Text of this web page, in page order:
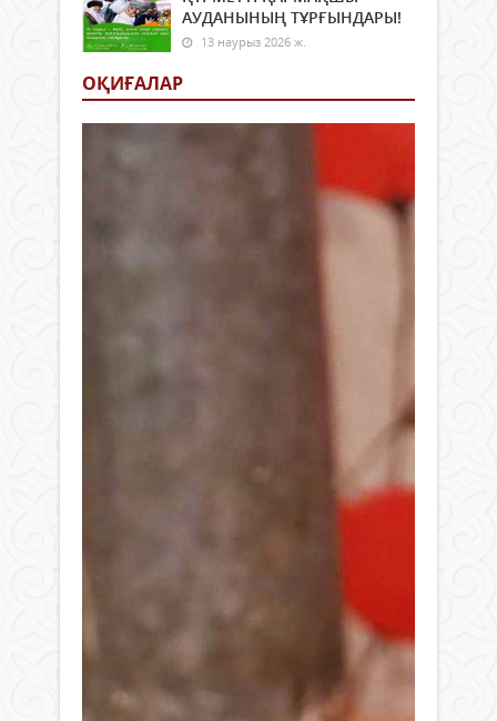
АУДАНЫНЫҢ ТҰРҒЫНДАРЫ!
13 наурыз 2026 ж.
ОҚИҒАЛАР